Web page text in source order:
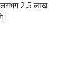
लगभग 2.5 लाख